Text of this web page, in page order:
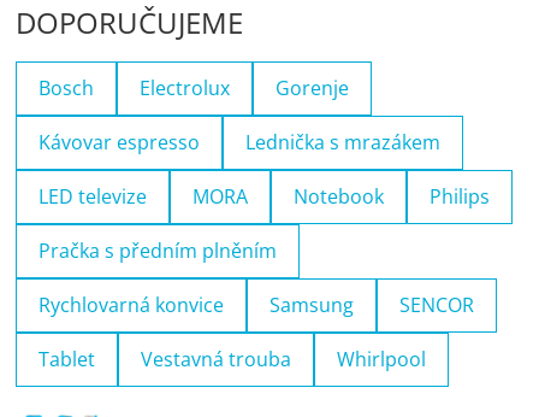
DOPORUČUJEME
Bosch Electrolux Gorenje
Kávovar espresso Lednička s mrazákem
LED televize MORA Notebook Philips
Pračka s předním plněním
Rychlovarná konvice Samsung SENCOR
Tablet Vestavná trouba Whirlpool